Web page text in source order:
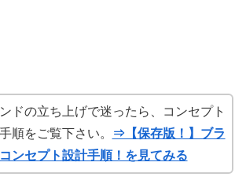
ドの立ち上げで迷ったら、コンセプト
順をご覧下さい。
⇒【保存版！】ブラ
ンセプト設計手順！を見てみる